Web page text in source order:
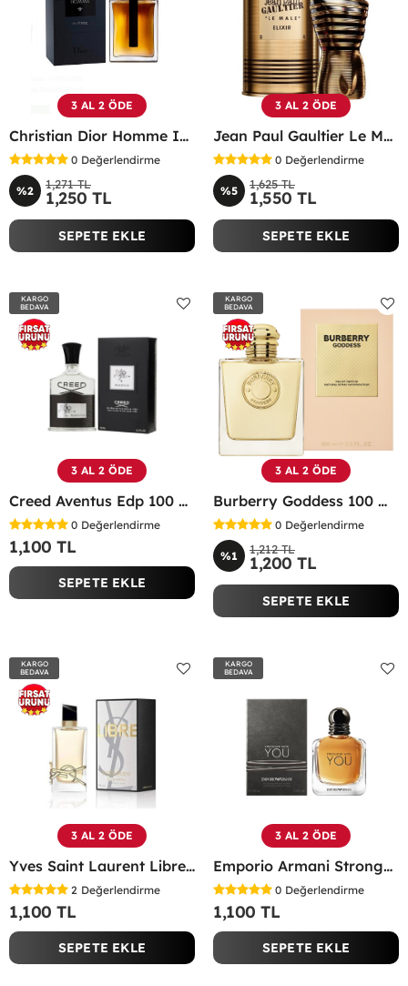
3 AL 2 ÖDE
Christian Dior Homme Intense Edp 100 ML Erkek Parfüm - CDHİ
0 Değerlendirme
%2 1,271 TL
1,250 TL
SEPETE EKLE
3 AL 2 ÖDE
Jean Paul Gaultier Le Male Elixir EDP 125 Ml Erkek Parfüm -
0 Değerlendirme
%5 1,625 TL
1,550 TL
SEPETE EKLE
KARGO
BEDAVA
3 AL 2 ÖDE
Creed Aventus Edp 100 ML Erkek Parfümü - CAEP
0 Değerlendirme
1,100 TL
SEPETE EKLE
KARGO
BEDAVA
3 AL 2 ÖDE
Burberry Goddess 100 ML EDP Kadın Parfümü -
0 Değerlendirme
%1 1,212 TL
1,200 TL
SEPETE EKLE
KARGO
BEDAVA
3 AL 2 ÖDE
Yves Saint Laurent Libre EDP 90 Ml Kadın Parfüm - YSLL
2 Değerlendirme
1,100 TL
SEPETE EKLE
KARGO
BEDAVA
3 AL 2 ÖDE
Emporio Armani Stronger With You Edt 100 ML Erkek Parfüm - EASY
0 Değerlendirme
1,100 TL
SEPETE EKLE